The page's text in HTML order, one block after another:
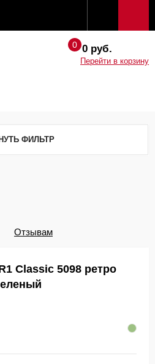
0 руб.
Перейти в корзину
ФИЛЬТР
Отзывам
Classic 5098 ретро